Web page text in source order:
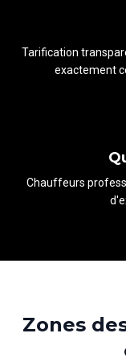
Tarification
exactement
Chauffeurs
Zones